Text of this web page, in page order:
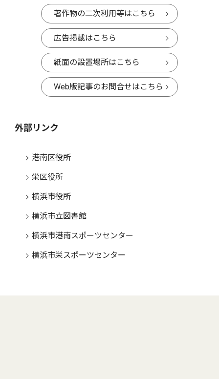
著作物の二次利用等はこちら
広告掲載はこちら
紙面の設置場所はこちら
Web版記事のお問合せはこちら
外部リンク
港南区役所
栄区役所
横浜市役所
横浜市立図書館
横浜市港南スポーツセンター
横浜市栄スポーツセンター